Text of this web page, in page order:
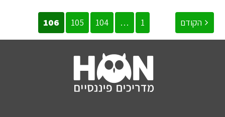
הקודם 1
…
104
105
106